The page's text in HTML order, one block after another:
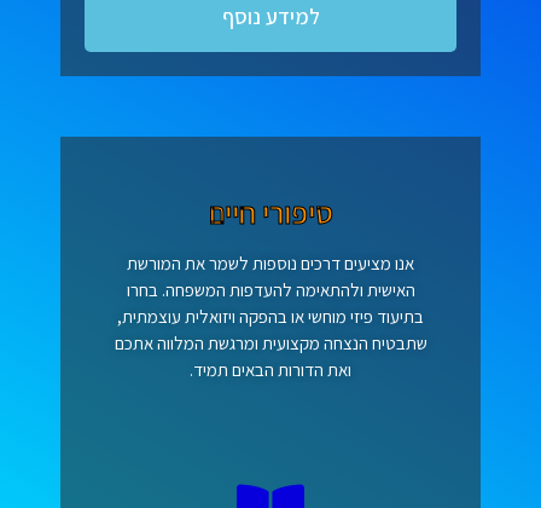
למידע נוסף
סיפורי חיים
אנו מציעים דרכים נוספות לשמר את המורשת
האישית ולהתאימה להעדפות המשפחה. בחרו
בתיעוד פיזי מוחשי או בהפקה ויזואלית עוצמתית,
שתבטיח הנצחה מקצועית ומרגשת המלווה אתכם
ואת הדורות הבאים תמיד.